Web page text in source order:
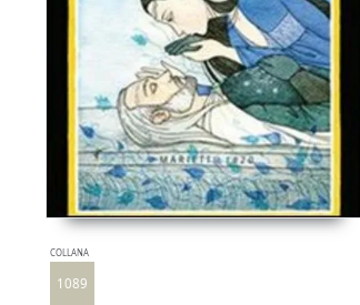
COLLANA
1089